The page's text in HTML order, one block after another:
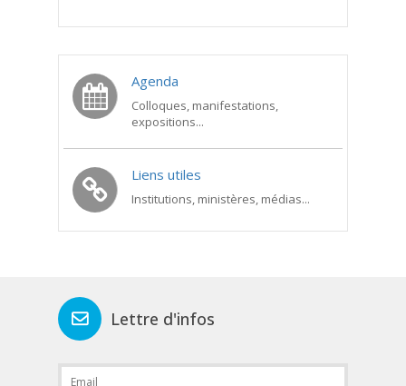
Agenda
Colloques, manifestations,
expositions...
Liens utiles
Institutions, ministères, médias...
Lettre d'infos